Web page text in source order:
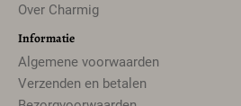
Over Charmig
Informatie
Algemene voorwaarden
Verzenden en betalen